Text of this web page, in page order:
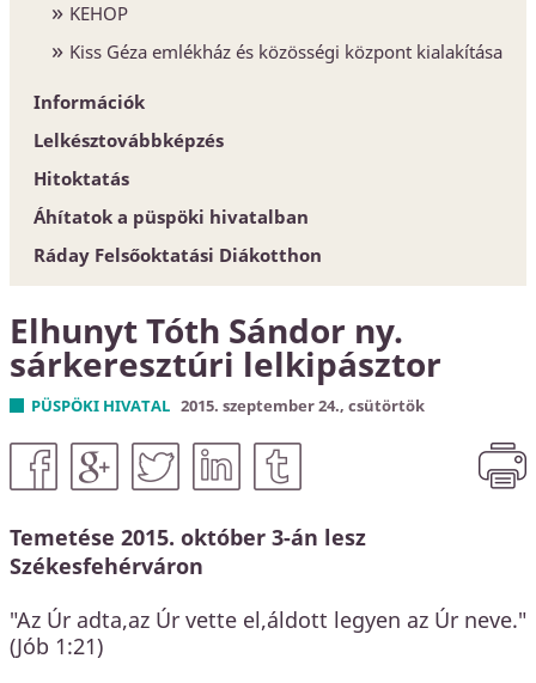
KEHOP
Kiss Géza emlékház és közösségi központ kialakítása
Információk
Egyházközségek
Esperesi Hivatalok
Püspöki Hivatal
Elnökség és szervezet
Konferencia-központ
Címtár
Lelkésztovábbképzés
Hitoktatás
Hitoktatót keresünk
Hitoktató állást keres
Áhítatok a püspöki hivatalban
Ráday Felsőoktatási Diákotthon
Elhunyt Tóth Sándor ny.
sárkeresztúri lelkipásztor
PÜSPÖKI HIVATAL 2015. szeptember 24., csütörtök
Temetése 2015. október 3-án lesz
Székesfehérváron
"Az Úr adta,az Úr vette el,áldott legyen az Úr neve."
(Jób 1:21)